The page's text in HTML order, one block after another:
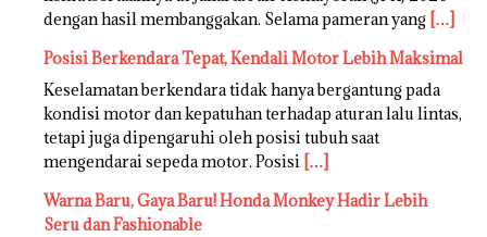
dengan hasil membanggakan. Selama pameran yang […]
Posisi Berkendara Tepat, Kendali Motor Lebih Maksimal
Keselamatan berkendara tidak hanya bergantung pada
kondisi motor dan kepatuhan terhadap aturan lalu lintas,
tetapi juga dipengaruhi oleh posisi tubuh saat
mengendarai sepeda motor. Posisi […]
Warna Baru, Gaya Baru! Honda Monkey Hadir Lebih
Seru dan Fashionable